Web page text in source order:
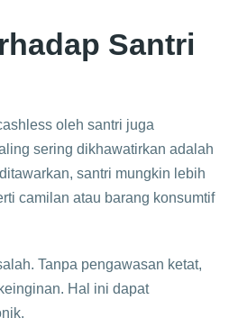
Santri
oleh santri juga
sering dikhawatirkan adalah
santri mungkin lebih
camilan atau barang konsumtif
Tanpa pengawasan ketat,
Hal ini dapat